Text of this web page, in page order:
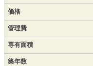
価格
管理費
専有面積
築年数